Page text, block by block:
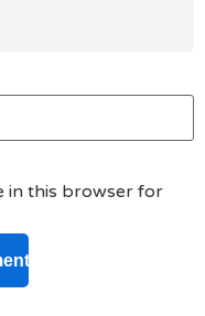
in this browser for